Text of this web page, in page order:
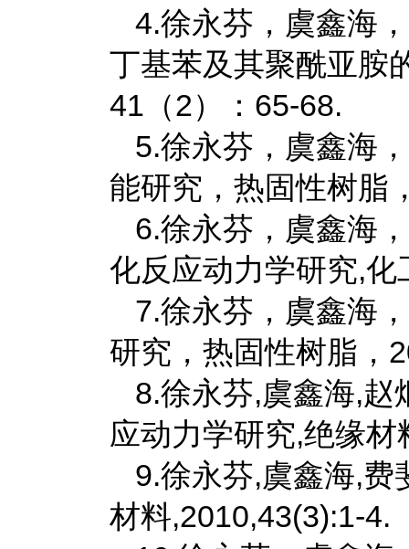
4.徐永芬，虞鑫海
丁基苯及其聚酰亚胺
41（2）：65-68.
5.徐永芬，虞鑫海
能研究，热固性树脂
6.徐永芬，虞鑫海
化反应动力学研究,
7.徐永芬，虞鑫海
研究，热固性树脂，
8.徐永芬,虞鑫海,赵
应动力学研究,绝缘
9.徐永芬,虞鑫海,费
材料,2010,43(3):1-4.